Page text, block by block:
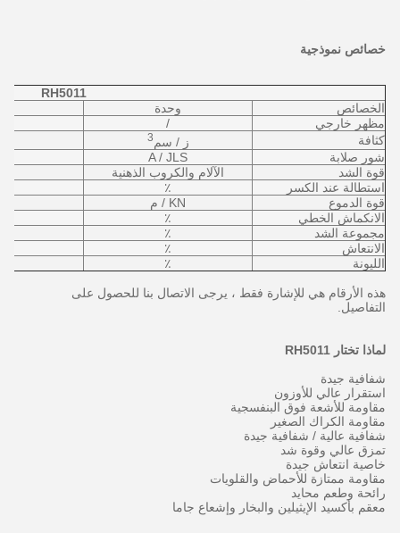
خصائص نموذجية
RH5011
الخصائص
وحدة
مظهر خارجي
/
كثافة
ز / سم 3
شور صلابة
A / JLS
قوة الشد
الآلام والكروب الذهنية
استطالة عند الكسر
٪
قوة الدموع
KN / م
الانكماش الخطي
٪
مجموعة الشد
٪
الانتعاش
٪
الليونة
٪
هذه الأرقام هي للإشارة فقط ، يرجى الاتصال بنا للحصول على
التفاصيل.
لماذا تختار RH5011
شفافية جيدة
استقرار عالي للأوزون
مقاومة للأشعة فوق البنفسجية
مقاومة الكراك الصغير
شفافية عالية / شفافية جيدة
تمزق عالي وقوة شد
خاصية انتعاش جيدة
مقاومة ممتازة للأحماض والقلويات
رائحة وطعم محايد
معقم بأكسيد الإيثيلين والبخار وإشعاع جاما